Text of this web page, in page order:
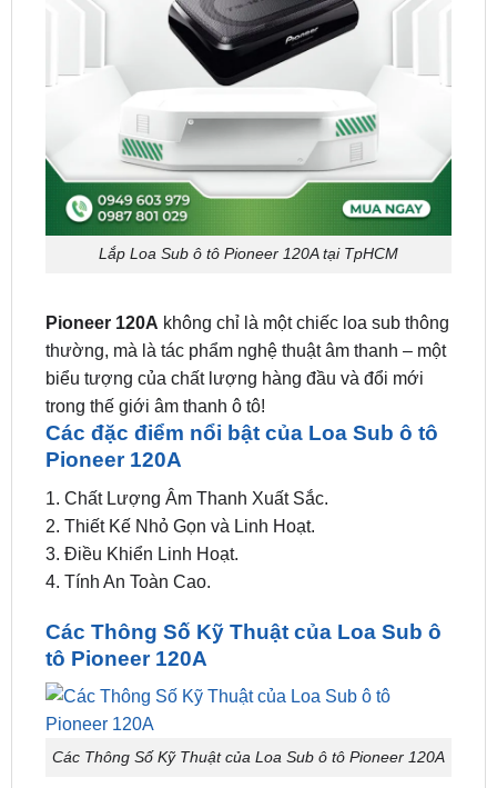
Lắp Loa Sub ô tô Pioneer 120A tại TpHCM
Pioneer 120A không chỉ là một chiếc loa sub thông
biểu tượng của chất lượng hàng đầu và đổi mới
trong thế giới âm thanh ô tô!
Các đặc điểm nổi bật của Loa Sub ô tô
Pioneer 120A
1. Chất Lượng Âm Thanh Xuất Sắc.
2. Thiết Kế Nhỏ Gọn và Linh Hoạt.
3. Điều Khiển Linh Hoạt.
4. Tính An Toàn Cao.
Các Thông Số Kỹ Thuật của Loa Sub ô
Các Thông Số Kỹ Thuật của Loa Sub ô tô Pioneer 120A
– Công Suất Đầu Ra Tối Đa: 150 Watt